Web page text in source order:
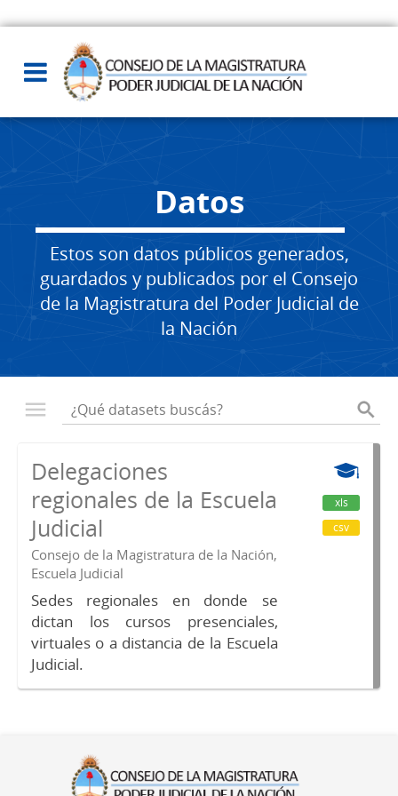
Datos
Estos son datos públicos generados,
guardados y publicados por el Consejo
de la Magistratura del Poder Judicial de
la Nación
Delegaciones
regionales de la Escuela
Judicial
Consejo de la Magistratura de la Nación,
Escuela Judicial
Sedes regionales en donde se
dictan los cursos presenciales,
virtuales o a distancia de la Escuela
Judicial.
xls
csv